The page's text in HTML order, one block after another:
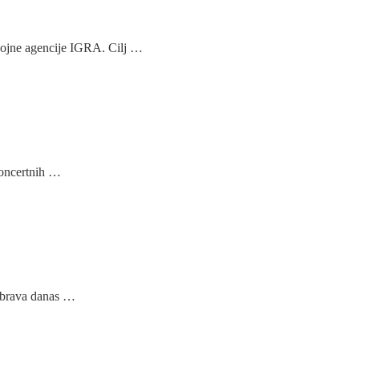
agencije IGRA. Cilj …
…
danas …